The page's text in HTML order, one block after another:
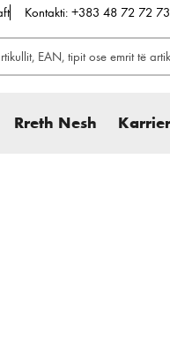
Kontakti: +383 48 72 72 73
Rreth Nesh